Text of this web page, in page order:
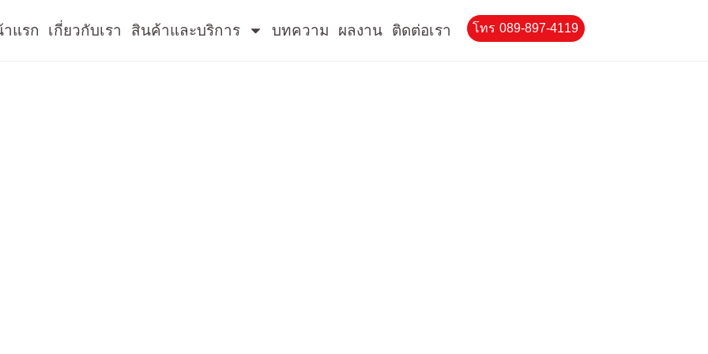
แรก เกี่ยวกับเรา สินค้าและบริการ บทความ ผลงาน ติดต่อเรา โทร 089-897-4119